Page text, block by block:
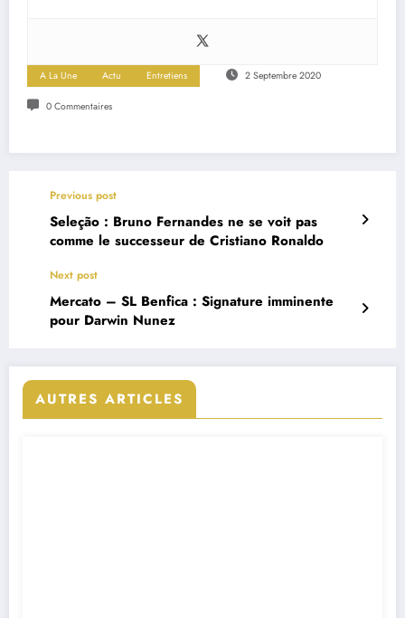
A La Une Actu Entretiens 2 Septembre 2020
0 Commentaires
Previous post
Seleção : Bruno Fernandes ne se voit pas
comme le successeur de Cristiano Ronaldo
Next post
Mercato – SL Benfica : Signature imminente
pour Darwin Nunez
AUTRES ARTICLES